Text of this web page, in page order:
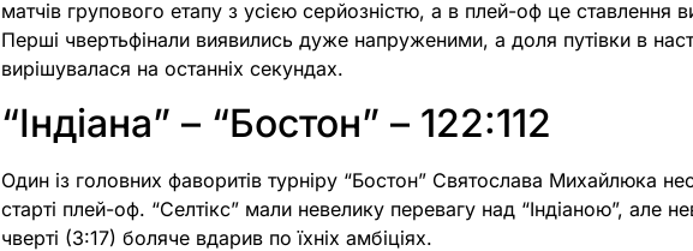
матчів групового етапу з усією серйозністю, а в плей-оф це ставлення
Перші чвертьфінали виявились дуже напруженими, а доля путівки в
вирішувалася на останніх секундах.
“Індіана” – “Бостон” – 122:112
Один із головних фаворитів турніру “Бостон” Святослава Михайлюка
старті плей-оф. “Селтікс” мали невелику перевагу над “Індіаною”, але
чверті (3:17) боляче вдарив по їхніх амбіціях.